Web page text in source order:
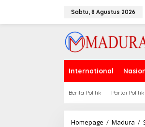
Sabtu, 8 Agustus 2026
International
Berita Politik Partai Politik
Homepage / Madura /